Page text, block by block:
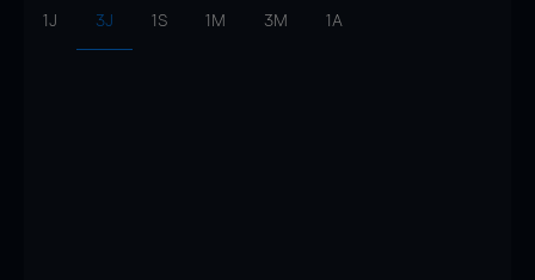
1J 3J 1S 1M 3M 1A